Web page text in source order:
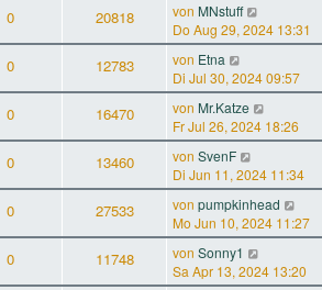
0 20818 von MNstuff
Do Aug 29, 2024 13:31
0 12783 von Etna
Di Jul 30, 2024 09:57
0 16470 von Mr.Katze
Fr Jul 26, 2024 18:26
0 13460 von SvenF
Di Jun 11, 2024 11:34
0 27533 von pumpkinhead
Mo Jun 10, 2024 11:27
0 11748 von Sonny1
Sa Apr 13, 2024 13:20